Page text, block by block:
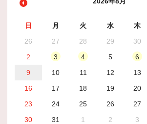
日 月 火 水 木
26
27 28 29 30
2
3 4 5 6
9
10 11 12 13
16
17 18 19 20
23
24 25 26 27
30
31 1 2 3